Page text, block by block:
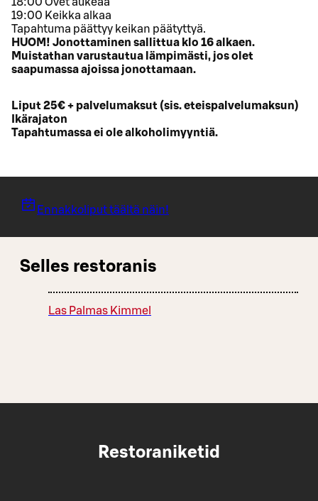
18:00 Ovet aukeaa
19:00 Keikka alkaa
Tapahtuma päättyy keikan päätyttyä.
HUOM! Jonottaminen sallittua klo 16 alkaen.
Muistathan varustautua lämpimästi, jos olet
saapumassa ajoissa jonottamaan.
Liput 25€ + palvelumaksut (sis. eteispalvelumaksun)
Ikärajaton
Tapahtumassa ei ole alkoholimyyntiä.
Ennakkoliput täältä näin!
Selles restoranis
Las Palmas Kimmel
Restoraniketid